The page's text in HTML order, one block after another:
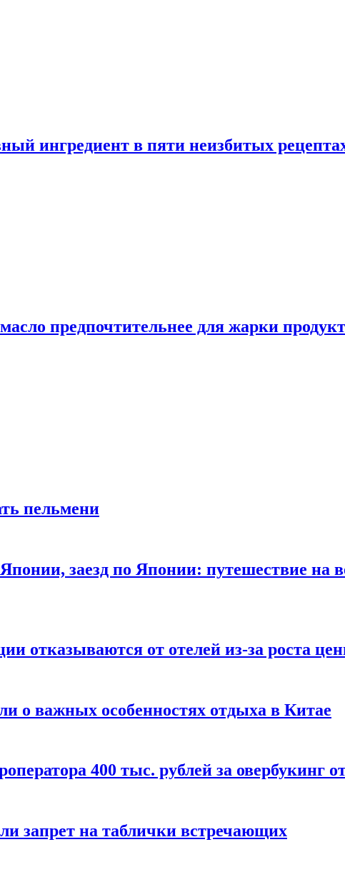
ингредиент в пяти неизбитых
предпочтительнее для жарки
пельмени
заезд по Японии: путешествие на
отказываются от отелей из-за роста
о важных особенностях отдыха в Китае
400 тыс. рублей за овербукинг
запрет на таблички встречающих